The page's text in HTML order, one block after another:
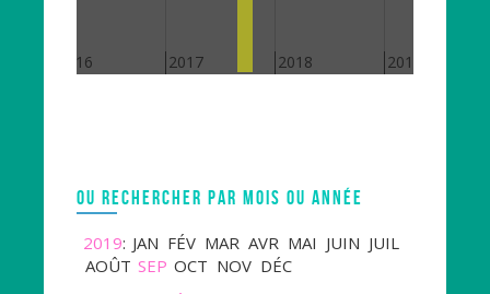
2016 2017 2018 2019
OU RECHERCHER PAR MOIS OU ANNÉE
2019: JAN FÉV MAR AVR MAI JUIN JUIL
AOÛT SEP OCT NOV DÉC